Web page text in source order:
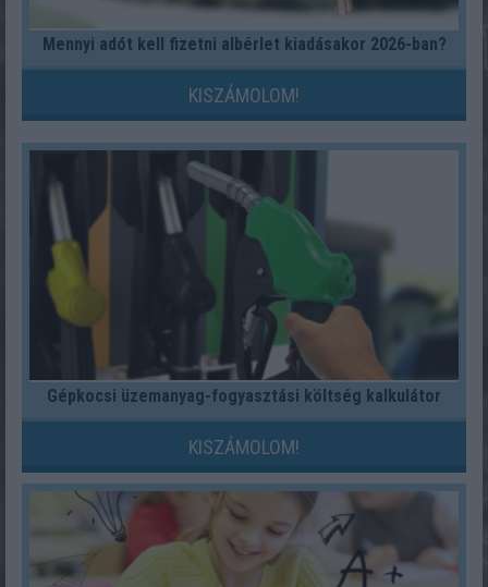
Mennyi adót kell fizetni albérlet kiadásakor 2026-ban?
KISZÁMOLOM!
Gépkocsi üzemanyag-fogyasztási költség kalkulátor
KISZÁMOLOM!